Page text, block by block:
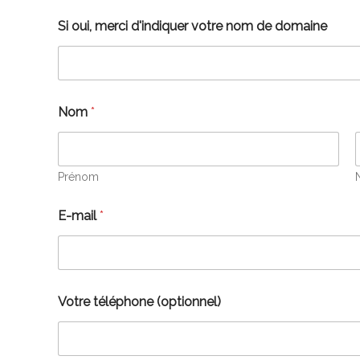
Si oui, merci d'indiquer votre nom de domaine
Nom *
Prénom
E-mail*
Votre téléphone (optionnel)